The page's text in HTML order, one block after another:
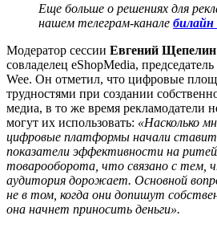
Еще больше о решениях для
нашем телеграм-канале билайн
Модератор сессии Евгений Щепелин
совладелец eShopMedia,
Wee. Он отметил, что цифровые
трудностями при создании
медиа, в то же время рекламодатели
могут их использовать: «Насколько
цифровые платформы начали
показатели эффективности на
товарооборота, что связано с тем,
аудитория дорожает. Основной
не в том, когда они допишут
она начнет приносить деньги».